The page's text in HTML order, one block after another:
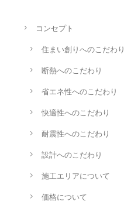
コンセプト
住まい創りへのこだわり
断熱へのこだわり
省エネ性へのこだわり
快適性へのこだわり
耐震性へのこだわり
設計へのこだわり
施工エリアについて
価格について